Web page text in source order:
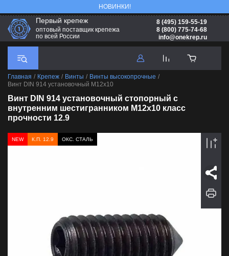
НОВИНКИ!
Первый крепеж
оптовый поставщик крепежа
по всей России
8 (495) 159-55-19
8 (800) 775-74-68
info@onekrep.ru
Главная / Крепеж / Винты / Винты высокопрочные /
Винт DIN 914 установочный М12х10
Винт DIN 914 установочный стопорный с
внутренним шестигранником М12х10 класс
прочности 12.9
NEW К.П. 12.9 ОКС. СТАЛЬ